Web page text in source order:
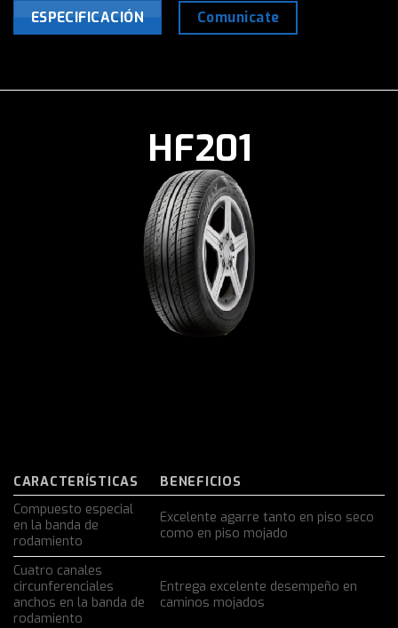
ESPECIFICACIÓN Comunicate
HF201
CARACTERÍSTICAS
BENEFICIOS
Compuesto especial
en la banda de
rodamiento
Excelente agarre tanto en piso seco
como en piso mojado
Cuatro canales
circunferenciales
anchos en la banda de
rodamiento
Entrega excelente desempeño en
caminos mojados